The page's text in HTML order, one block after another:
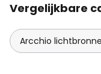
Vergelijkbare
Arcchio